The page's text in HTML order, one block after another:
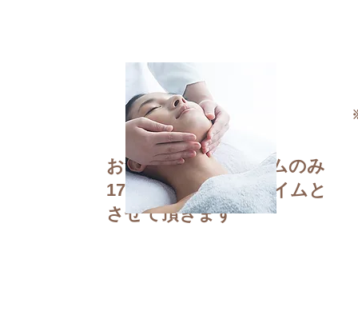
お食事はランチタイムのみ
17時まではカフェタイムと
させて頂きます